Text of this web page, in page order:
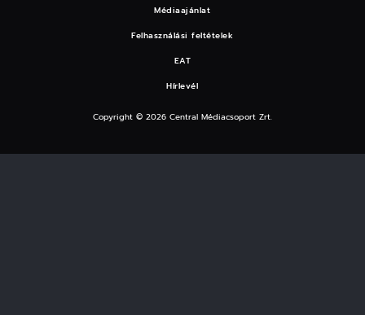
Médiaajánlat
Felhasználási feltételek
EAT
Hírlevél
Copyright © 2026 Central Médiacsoport Zrt.